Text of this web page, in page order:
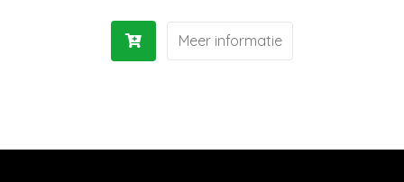
Meer informatie